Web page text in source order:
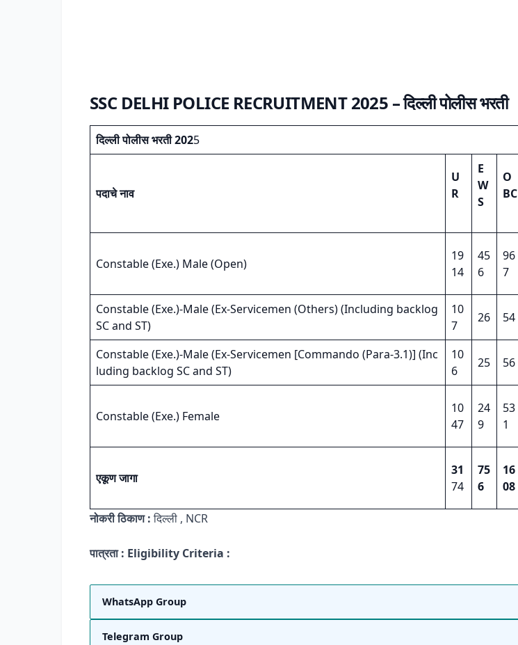
SSC DELHI POLICE RECRUITMENT 2025 – दिल्ली पोलीस भरती
दिल्ली पोलीस भरती 2025
पदाचे नाव
U
R
E
W
S
O
BC
Constable (Exe.) Male (Open)
19
14
45
6
96
7
Constable (Exe.)-Male (Ex-Servicemen (Others) (Including backlog
SC and ST)
10
7
26 54
Constable (Exe.)-Male (Ex-Servicemen [Commando (Para-3.1)] (Inc
luding backlog SC and ST)
10
6
25 56
Constable (Exe.) Female
10
47
24
9
53
1
एकूण जागा
31
74
75
6
16
08
नोकरी ठिकाण :दिल्ली , NCR
पात्रता : Eligibility Criteria :
WhatsApp Group
Telegram Group